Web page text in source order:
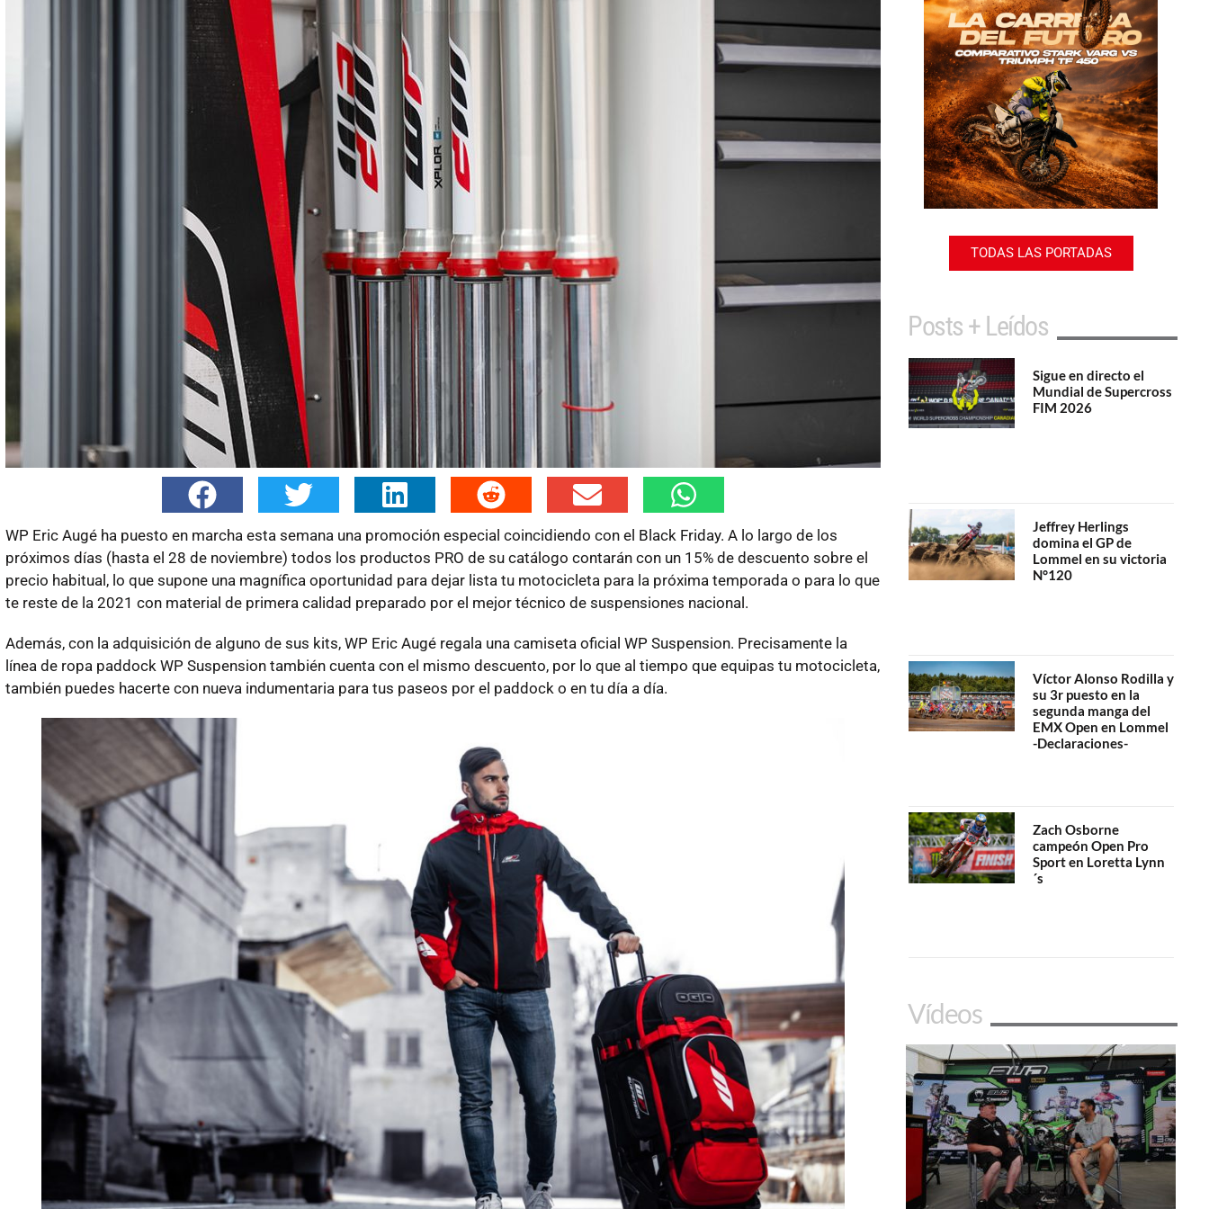
WP Eric Augé ha puesto en marcha esta semana una promoción especial coincidiendo con el Black Friday. A lo largo de los
próximos días (hasta el 28 de noviembre) todos los productos PRO de su catálogo contarán con un 15% de descuento sobre el
precio habitual, lo que supone una magnífica oportunidad para dejar lista tu motocicleta para la próxima temporada o para lo que
te reste de la 2021 con material de primera calidad preparado por el mejor técnico de suspensiones nacional.
Además, con la adquisición de alguno de sus kits, WP Eric Augé regala una camiseta oficial WP Suspension. Precisamente la
línea de ropa paddock WP Suspension también cuenta con el mismo descuento, por lo que al tiempo que equipas tu motocicleta,
también puedes hacerte con nueva indumentaria para tus paseos por el paddock o en tu día a día.
TODAS LAS PORTADAS
Posts + Leídos
Sigue en directo el
Mundial de Supercross
FIM 2026
Jeffrey Herlings
domina el GP de
Lommel en su victoria
N°120
Víctor Alonso Rodilla y
su 3r puesto en la
segunda manga del
EMX Open en Lommel
-Declaraciones-
Zach Osborne
campeón Open Pro
Sport en Loretta Lynn
´s
Vídeos